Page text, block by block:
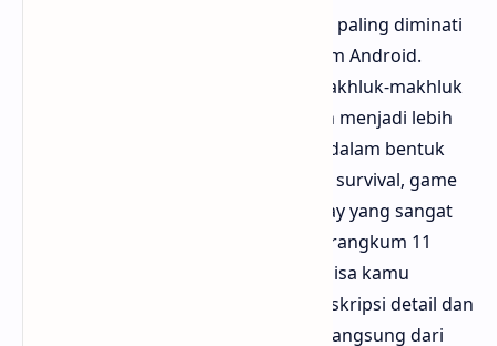
selalu menjadi salah satu genre yang paling diminati
oleh para gamer, terutama di platform Android.
Ketegangan yang dihadirkan oleh makhluk-makhluk
mayat hidup ini membuat permainan menjadi lebih
menantang dan mendebarkan. Baik dalam bentuk
first-person shooter, strategi, hingga survival, game
zombie menawarkan variasi gameplay yang sangat
luas. Dalam artikel ini, kami telah merangkum 11
game zombie Android terbaik yang bisa kamu
mainkan saat ini, lengkap dengan deskripsi detail dan
tautan resmi untuk mengunduhnya langsung dari